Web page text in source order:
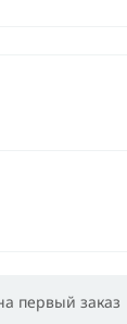
первый заказ